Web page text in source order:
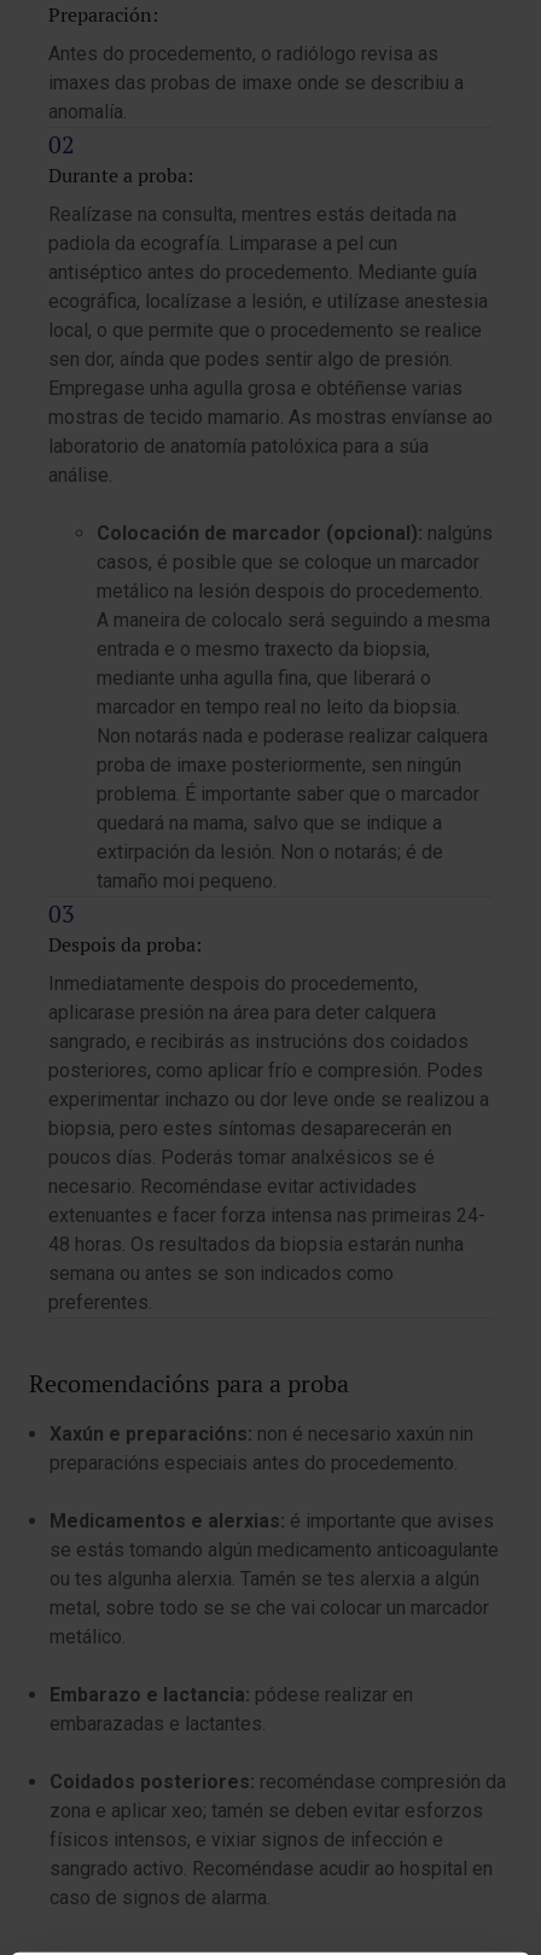
Preparación:
Antes do procedemento, o radiólogo revisa as
imaxes das probas de imaxe onde se describiu a
anomalía.
Durante a proba:
Realízase na consulta, mentres estás deitada na
padiola da ecografía. Limparase a pel cun
antiséptico antes do procedemento. Mediante guía
ecográfica, localízase a lesión, e utilízase anestesia
local, o que permite que o procedemento se realice
sen dor, aínda que podes sentir algo de presión.
Empregase unha agulla grosa e obtéñense varias
mostras de tecido mamario. As mostras envíanse ao
laboratorio de anatomía patolóxica para a súa
análise.
Colocación de marcador (opcional): nalgúns
casos, é posible que se coloque un marcador
metálico na lesión despois do procedemento.
A maneira de colocalo será seguindo a mesma
entrada e o mesmo traxecto da biopsia,
mediante unha agulla fina, que liberará o
marcador en tempo real no leito da biopsia.
Non notarás nada e poderase realizar calquera
proba de imaxe posteriormente, sen ningún
problema. É importante saber que o marcador
quedará na mama, salvo que se indique a
extirpación da lesión. Non o notarás; é de
tamaño moi pequeno.
Despois da proba:
Inmediatamente despois do procedemento,
aplicarase presión na área para deter calquera
sangrado, e recibirás as instrucións dos coidados
posteriores, como aplicar frío e compresión. Podes
experimentar inchazo ou dor leve onde se realizou a
biopsia, pero estes síntomas desaparecerán en
poucos días. Poderás tomar analxésicos se é
necesario. Recoméndase evitar actividades
extenuantes e facer forza intensa nas primeiras 24-
48 horas. Os resultados da biopsia estarán nunha
semana ou antes se son indicados como
preferentes.
Recomendacións para a proba
Xaxún e preparacións: non é necesario xaxún nin
preparacións especiais antes do procedemento.
Medicamentos e alerxias: é importante que avises
se estás tomando algún medicamento anticoagulante
ou tes algunha alerxia. Tamén se tes alerxia a algún
metal, sobre todo se se che vai colocar un marcador
metálico.
Embarazo e lactancia: pódese realizar en
embarazadas e lactantes.
Coidados posteriores: recoméndase compresión da
zona e aplicar xeo; tamén se deben evitar esforzos
físicos intensos, e vixiar signos de infección e
sangrado activo. Recoméndase acudir ao hospital en
caso de signos de alarma.